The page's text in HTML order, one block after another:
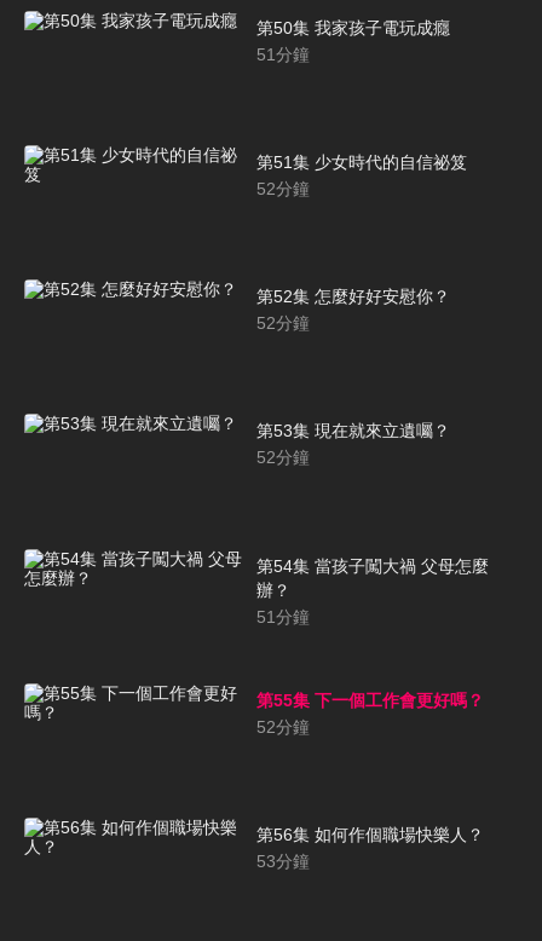
第50集 我家孩子電玩成癮
51分鐘
第51集 少女時代的自信祕笈
52分鐘
第52集 怎麼好好安慰你？
52分鐘
第53集 現在就來立遺囑？
52分鐘
第54集 當孩子闖大禍 父母怎麼
辦？
51分鐘
第55集 下一個工作會更好嗎？
52分鐘
第56集 如何作個職場快樂人？
53分鐘